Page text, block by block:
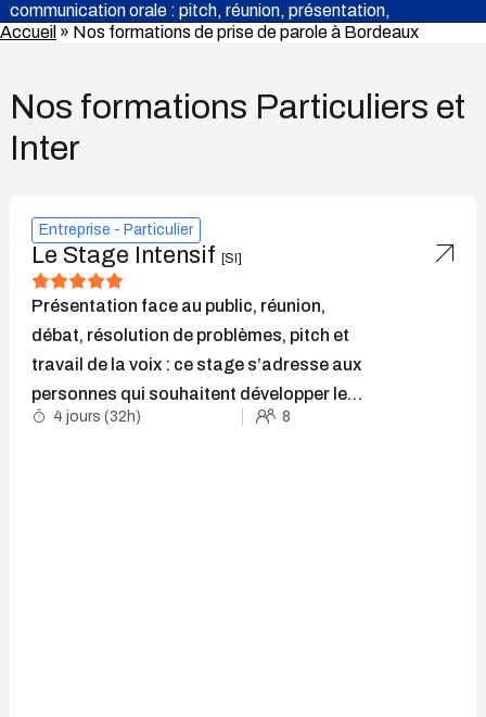
communication orale : pitch, réunion, présentation,
négociation vente, conférence…
Lire la vidéo
Accueil » Nos formations de prise de parole à Bordeaux
Nos formations Particuliers et
Inter
Entreprise - Particulier
Le Stage Intensif [SI]
Présentation face au public, réunion,
débat, résolution de problèmes, pitch et
travail de la voix : ce stage s’adresse aux
personnes qui souhaitent développer leur
leadership et impact.
4 jours (32h) 8